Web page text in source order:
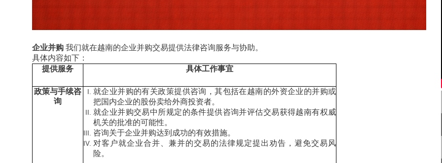
企业并购 我们就在越南的企业并购交易提供法律咨询服务与协助。
具体内容如下：
提供服务
具体工作事宜
政策与手续咨
询
就企业并购的有关政策提供咨询，其包括在越南的外资企业的并购或
把国内企业的股份卖给外商投资者。
就企业并购交易中所规定的条件提供咨询并评估交易获得越南有权威
机关的批准的可能性。
咨询关于企业并购达到成功的有效措施。
对客户就企业合并、兼并的交易的法律规定提出劝告，避免交易风
险。